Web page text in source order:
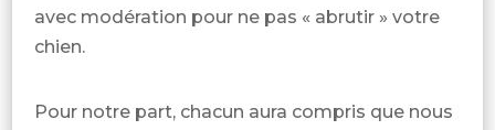
avec modération pour ne pas « abrutir » votre
chien.
Pour notre part, chacun aura compris que nous